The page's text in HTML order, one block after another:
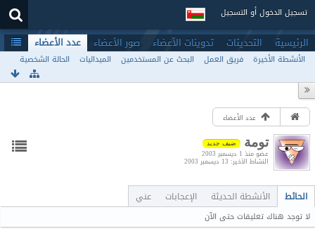
تسجيل الدخول أو التسجيل
الرئيسية التحديثات تدوينات الأعضاء صور الأعضاء عدد الأعضاء
الأنشطة الأخيرة فريق العمل البحث عن المستخدمين الميداليات الحالة الشخصية
عدد الأعضاء
تومة ضيف جديد
عضو منذ 1 ديسمبر 2003
النشاط الأخير 13 ديسمبر 2003
الحائط الأنشطة الحديثة الإعجابات عني
لا توجد هناك تعليقات حتى الآن